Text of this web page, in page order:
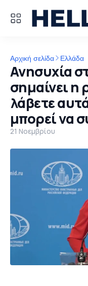
Αρχική σελίδα Ελλάδα
Ανησυχία
σημαίνει
λάβετε
μπορεί να
21 Νοεμβρίου